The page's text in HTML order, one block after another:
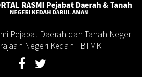
Pejabat Daerah dan Tanah Negeri
Negeri Kedah | BTMK